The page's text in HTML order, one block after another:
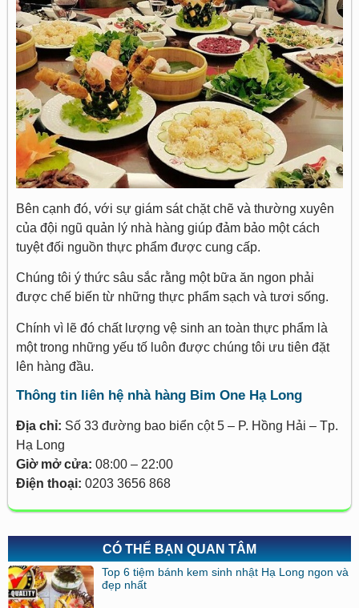
Bên cạnh đó, với sự giám sát chặt chẽ và thường xuyên
của đội ngũ quản lý nhà hàng giúp đảm bảo một cách
tuyệt đối nguồn thực phẩm được cung cấp.
Chúng tôi ý thức sâu sắc rằng một bữa ăn ngon phải
được chế biến từ những thực phẩm sạch và tươi sống.
Chính vì lẽ đó chất lượng vệ sinh an toàn thực phẩm là
một trong những yếu tố luôn được chúng tôi ưu tiên đặt
lên hàng đầu.
Thông tin liên hệ nhà hàng Bim One Hạ Long
Địa chỉ: Số 33 đường bao biển cột 5 – P. Hồng Hải – Tp.
Hạ Long
Giờ mở cửa: 08:00 – 22:00
Điện thoại: 0203 3656 868
CÓ THỂ BẠN QUAN TÂM
Top 6 tiệm bánh kem sinh nhật Hạ Long ngon và
đẹp nhất